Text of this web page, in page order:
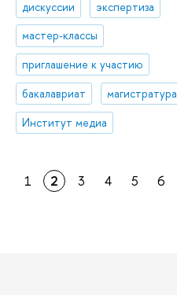
дискуссии
экспертиза
мастер-классы
приглашение к участию
бакалавриат
магистратура
Институт медиа
1 2 3 4 5 6